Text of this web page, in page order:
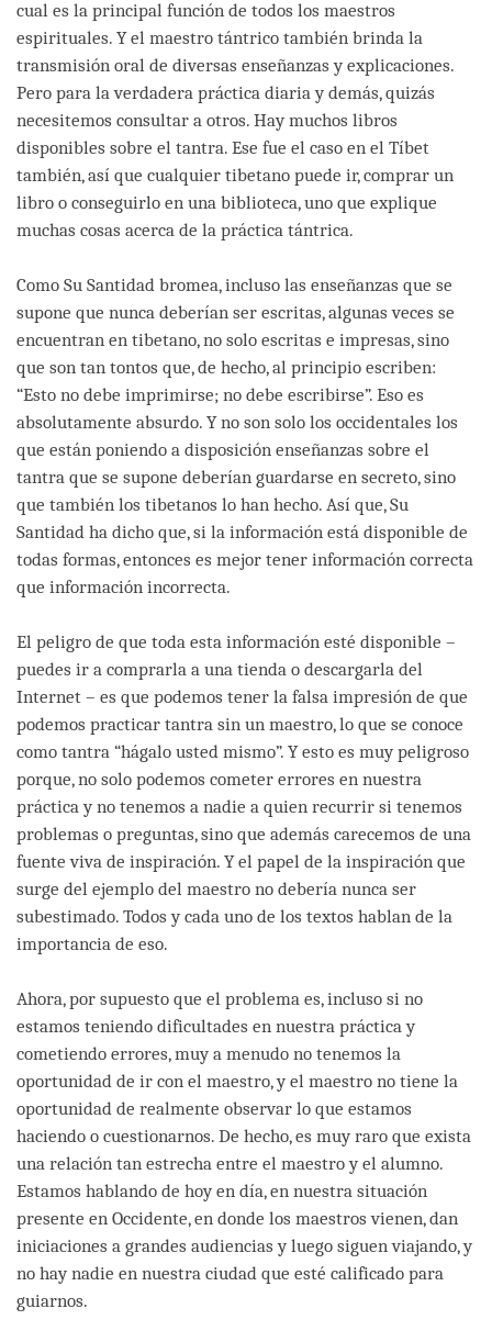
cual es la principal función de todos los maestros
espirituales. Y el maestro tántrico también brinda la
transmisión oral de diversas enseñanzas y explicaciones.
Pero para la verdadera práctica diaria y demás, quizás
necesitemos consultar a otros. Hay muchos libros
disponibles sobre el tantra. Ese fue el caso en el Tíbet
también, así que cualquier tibetano puede ir, comprar un
libro o conseguirlo en una biblioteca, uno que explique
muchas cosas acerca de la práctica tántrica.
Como Su Santidad bromea, incluso las enseñanzas que se
supone que nunca deberían ser escritas, algunas veces se
encuentran en tibetano, no solo escritas e impresas, sino
que son tan tontos que, de hecho, al principio escriben:
“Esto no debe imprimirse; no debe escribirse”. Eso es
absolutamente absurdo. Y no son solo los occidentales los
que están poniendo a disposición enseñanzas sobre el
tantra que se supone deberían guardarse en secreto, sino
que también los tibetanos lo han hecho. Así que, Su
Santidad ha dicho que, si la información está disponible de
todas formas, entonces es mejor tener información correcta
que información incorrecta.
El peligro de que toda esta información esté disponible –
puedes ir a comprarla a una tienda o descargarla del
Internet – es que podemos tener la falsa impresión de que
podemos practicar tantra sin un maestro, lo que se conoce
como tantra “hágalo usted mismo”. Y esto es muy peligroso
porque, no solo podemos cometer errores en nuestra
práctica y no tenemos a nadie a quien recurrir si tenemos
problemas o preguntas, sino que además carecemos de una
fuente viva de inspiración. Y el papel de la inspiración que
surge del ejemplo del maestro no debería nunca ser
subestimado. Todos y cada uno de los textos hablan de la
importancia de eso.
Ahora, por supuesto que el problema es, incluso si no
estamos teniendo dificultades en nuestra práctica y
cometiendo errores, muy a menudo no tenemos la
oportunidad de ir con el maestro, y el maestro no tiene la
oportunidad de realmente observar lo que estamos
haciendo o cuestionarnos. De hecho, es muy raro que exista
una relación tan estrecha entre el maestro y el alumno.
Estamos hablando de hoy en día, en nuestra situación
presente en Occidente, en donde los maestros vienen, dan
iniciaciones a grandes audiencias y luego siguen viajando, y
no hay nadie en nuestra ciudad que esté calificado para
guiarnos.